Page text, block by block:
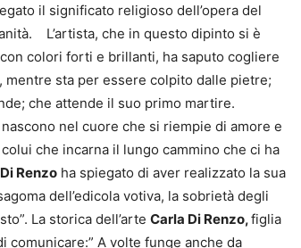
il significato religioso dell’opera del
L’artista, che in questo dipinto si è
colori forti e brillanti, ha saputo cogliere
sta per essere colpito dalle pietre;
che attende il suo primo martire.
nel cuore che si riempie di amore e
che incarna il lungo cammino che ci ha
Renzo ha spiegato di aver realizzato la sua
dell’edicola votiva, la sobrietà degli
La storica dell’arte Carla Di Renzo,figlia
comunicare:” A volte funge anche da